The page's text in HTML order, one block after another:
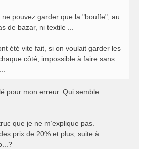
pouvez garder que la "bouffe", au
de bazar, ni textile ...
été vite fait, si on voulait garder les
côté, impossible à faire sans
pour mon erreur. Qui semble
que je ne m’explique pas.
prix de 20% et plus, suite à